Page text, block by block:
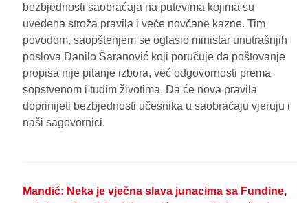
bezbjednosti saobraćaja na putevima kojima su
uvedena stroža pravila i veće novčane kazne. Tim
povodom, saopštenjem se oglasio ministar unutrašnjih
poslova Danilo Šaranović koji poručuje da poštovanje
propisa nije pitanje izbora, već odgovornosti prema
sopstvenom i tuđim životima. Da će nova pravila
doprinijeti bezbjednosti učesnika u saobraćaju vjeruju i
naši sagovornici.
Mandić: Neka je vječna slava junacima sa Fundine,